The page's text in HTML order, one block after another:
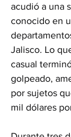
acudió a una
conocido en
Jalisco. Lo
casual
golpeado,
por sujetos
mil dólares